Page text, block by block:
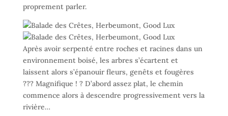
proprement parler.
Après avoir serpenté entre roches et racines dans un
environnement boisé, les arbres s’écartent et
laissent alors s’épanouir fleurs, genêts et fougères
??? Magnifique ! ? D’abord assez plat, le chemin
commence alors à descendre progressivement vers la
rivière…